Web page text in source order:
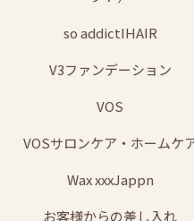
so addictIHAIR
V3ファンデーション
VOS
VOSサロンケア・ホームケ
Wax xxxJappn
お客様からの差し入れ